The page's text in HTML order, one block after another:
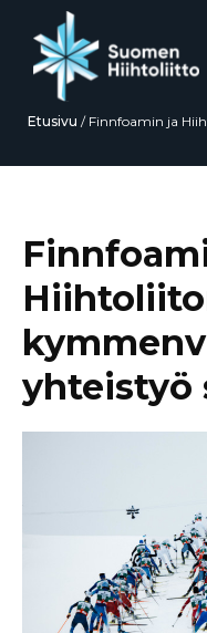
Etusivu / Finnfoamin ja
yhteistyö